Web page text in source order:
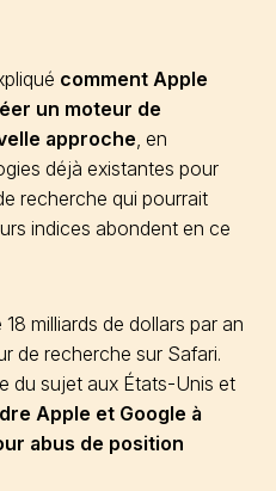
comment Apple
un moteur de
approche, en
déjà existantes pour
recherche qui pourrait
indices abondent en ce
milliards de dollars par an
de recherche sur Safari.
du sujet aux États-Unis et
Apple et Google à
abus de position